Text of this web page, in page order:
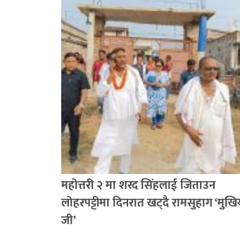
महोत्तरी २ मा शरद सिंहलाई जिताउन
लोहरपट्टीमा दिनरात खट्दै रामसुहाग
जी’